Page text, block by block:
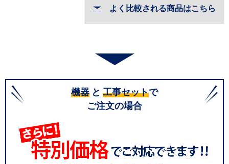
よく比較される商品はこちら
機器 と 工事セットで
ご注文の場合